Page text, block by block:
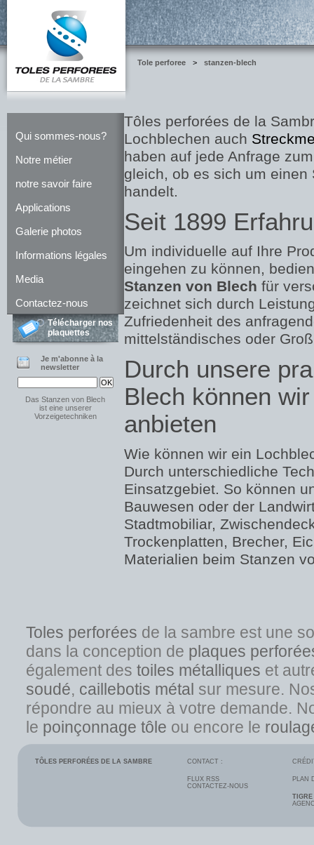
Tole perforee > stanzen-blech
Qui sommes-nous?
Notre métier
notre savoir faire
Applications
Galerie photos
Informations légales
Media
Contactez-nous
Télécharger nos
plaquettes
Je m'abonne à la
newsletter
Das Stanzen von Blech
ist eine unserer
Vorzeigetechniken
Tôles perforées de la
Lochblechen auch
haben auf jede Anfrage
gleich, ob es sich um
handelt.
Seit 1899
Um individuelle auf Ihre
eingehen zu können,
Stanzen von Blech für
zeichnet sich durch
Zufriedenheit des
mittelständisches oder
Durch unsere
Blech können
anbieten
Wie können wir ein
Durch unterschiedliche
Einsatzgebiet. So können
Bauwesen oder der
Stadtmobiliar,
Trockenplatten, Brecher,
Materialien beim Stanzen
Toles perforées de la sambre est une
dans la conception de plaques
également destoiles métalliques et
soudé, caillebotis métal sur mesure.
répondre au mieux à votre demande.
e poinçonnage tôle ou encore le
TÔLES PERFORÉES DE LA SAMBRE CONTACT :
FLUX RSS
CONTACTEZ-NOUS
PLAN